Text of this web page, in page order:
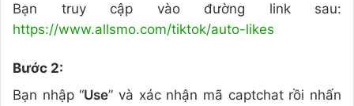
Bạn truy cập vào đường link sau:
https://www.allsmo.com/tiktok/auto-likes
Bước 2:
Bạn nhập “Use” và xác nhận mã captchat rồi nhấn